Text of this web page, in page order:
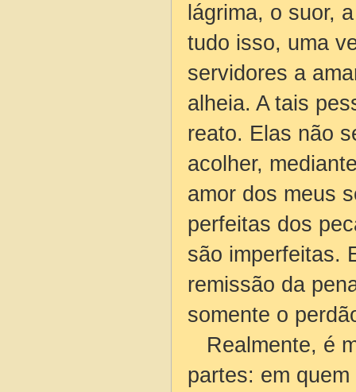
lágrima, o suor,
tudo isso, uma
servidores a
alheia. A tais
reato. Elas não
acolher,
amor dos meus
perfeitas dos
são imperfeitas.
remissão da
somente o
Realmente, é
partes: em